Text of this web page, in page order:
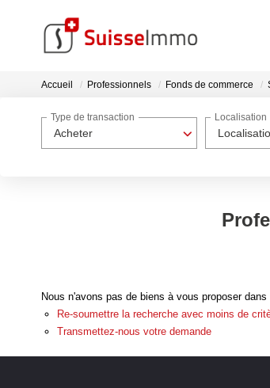
Accueil Professionnels Fonds de commerce
Acheter
Type de transaction Localisation
Nous n'avons pas de biens à vous proposer
Re-soumettre la recherche avec moins de
Transmettez-nous votre demande